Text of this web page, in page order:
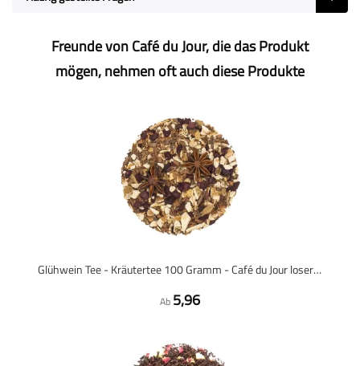
Freunde von Café du Jour, die das Produkt
mögen, nehmen oft auch diese Produkte
Glühwein Tee - Kräutertee 100 Gramm - Café du Jour loser Tee
Ab 5,96